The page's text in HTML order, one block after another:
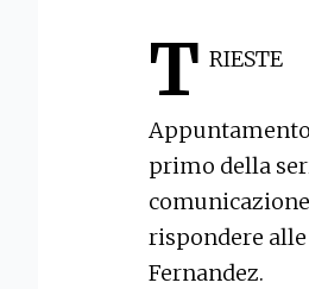
T RIESTE
primo della
rispondere
Fernandez.